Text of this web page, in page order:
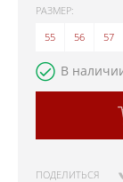
РАЗМЕР:
55
56 57
В
ПОДЕЛИТЬСЯ